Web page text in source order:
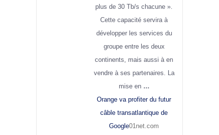
plus de 30 Tb/s chacune ».
Cette capacité servira à
développer les services du
groupe entre les deux
continents, mais aussi à en
vendre à ses partenaires. La
mise en …
Orange va profiter du futur
câble transatlantique de
Google01net.com